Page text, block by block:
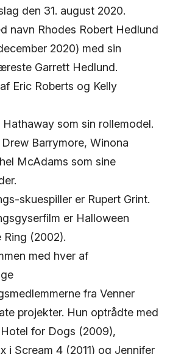
den 31. august 2020.
navn Rhodes Robert Hedlund
2020) med sin
Garrett Hedlund.
Eric Roberts og Kelly
som sin rollemodel.
Barrymore, Winona
McAdams som sine
skuespiller er Rupert Grint.
er Halloween
Ring (2002).
med hver af
fra Venner
projekter. Hun optrådte med
for Dogs (2009),
i Scream 4 (2011) og Jennifer